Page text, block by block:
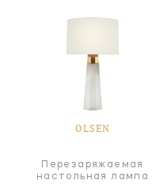
OLSEN
Перезаряжаемая
настольная лампа